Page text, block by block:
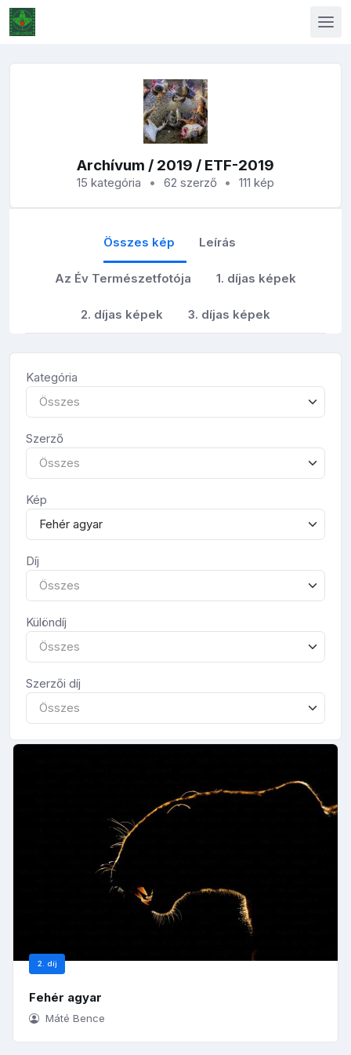
Archívum / 2019 / ETF-2019
15 kategória 62 szerző 111 kép
Összes kép Leírás
Az Év Természetfotója 1. díjas képek
2. díjas képek 3. díjas képek
Kategória
Összes
Szerző
Összes
Kép
Fehér agyar
Díj
Összes
Különdíj
Összes
Szerzői díj
Összes
2. díj
Fehér agyar
Máté Bence